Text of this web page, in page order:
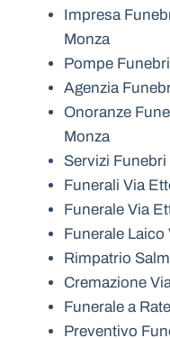
Impresa
Monza
Pompe
Agenzia
Onoranze
Monza
Servizi
Funerali Via
Funerale Via
Funerale
Rimpatrio
Cremazione
Funerale a
Preventivo